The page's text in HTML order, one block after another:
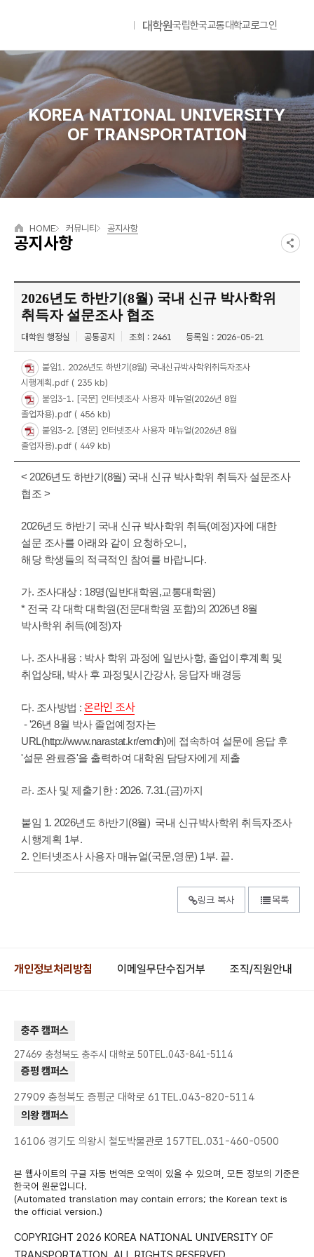
대학원국립한국교통대학교로그인
KOREA NATIONAL UNIVERSITY
OF TRANSPORTATION
공지사항
HOME 커뮤니티 공지사항
2026년도 하반기(8월) 국내 신규 박사학위
취득자 설문조사 협조
대학원 행정실 공통공지 조회 : 2461 등록일 : 2026-05-21
붙임1. 2026년도 하반기(8월) 국내신규박사학위취득자조사
시행계획.pdf ( 235 kb)
붙임3-1. [국문] 인터넷조사 사용자 매뉴얼(2026년 8월
졸업자용).pdf ( 456 kb)
붙임3-2. [영문] 인터넷조사 사용자 매뉴얼(2026년 8월
졸업자용).pdf ( 449 kb)
< 2026년도 하반기(8월) 국내 신규 박사학위 취득자 설문조사
협조 >
2026년도 하반기 국내 신규 박사학위 취득(예정)자에 대한
설문 조사를 아래와 같이 요청하오니,
해당 학생들의 적극적인 참여를 바랍니다.
가. 조사대상 : 18명(일반대학원,교통대학원)
* 전국 각 대학 대학원(전문대학원 포함)의 2026년 8월
박사학위 취득(예정)자
나. 조사내용 : 박사 학위 과정에 일반사항, 졸업이후계획 및
취업상태, 박사 후 과정및시간강사, 응답자 배경등
다. 조사방법 : 온라인 조사
- '26년 8월 박사 졸업예정자는
URL(http://www.narastat.kr/emdh)에 접속하여 설문에 응답 후
'설문 완료증'을 출력하여 대학원 담당자에게 제출
라. 조사 및 제출기한 : 2026. 7.31.(금)까지
붙임 1. 2026년도 하반기(8월) 국내 신규박사학위 취득자조사
시행계획 1부.
2. 인터넷조사 사용자 매뉴얼(국문,영문) 1부. 끝.
링크 복사 목록
개인정보처리방침 이메일무단수집거부 조직/직원안내
충주 캠퍼스
27469 충청북도 충주시 대학로 50TEL.043-841-5114
증평 캠퍼스
27909 충청북도 증평군 대학로 61TEL.043-820-5114
의왕 캠퍼스
16106 경기도 의왕시 철도박물관로 157TEL.031-460-0500
본 웹사이트의 구글 자동 번역은 오역이 있을 수 있으며, 모든 정보의 기준은
한국어 원문입니다.
(Automated translation may contain errors; the Korean text is
the official version.)
COPYRIGHT 2026 KOREA NATIONAL UNIVERSITY OF